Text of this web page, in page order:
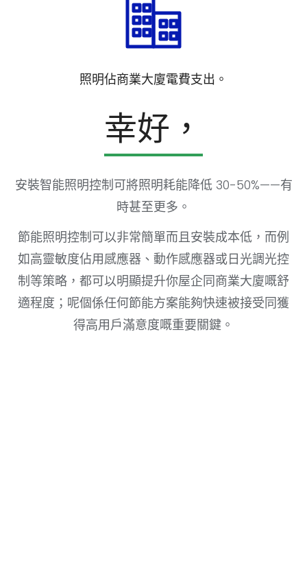
照明佔商業大廈電費支出。
幸好，
安裝智能照明控制可將照明耗能降低 30-50%——有
時甚至更多。
節能照明控制可以非常簡單而且安裝成本低，而例
如高靈敏度佔用感應器、動作感應器或日光調光控
制等策略，都可以明顯提升你屋企同商業大廈嘅舒
適程度；呢個係任何節能方案能夠快速被接受同獲
得高用戶滿意度嘅重要關鍵。